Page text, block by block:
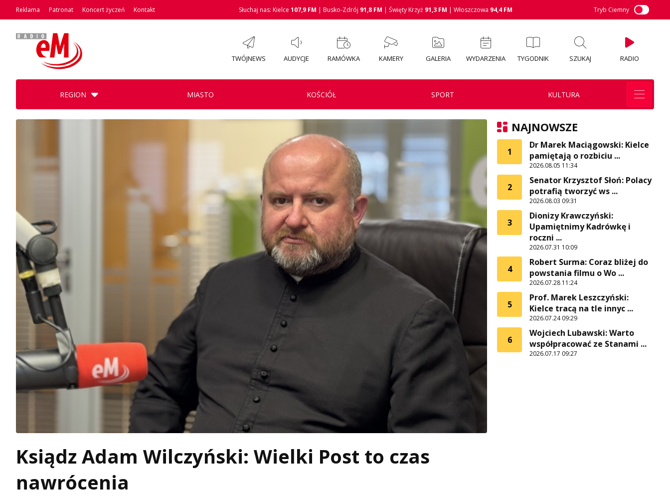
Reklama Patronat Koncert życzeń Kontakt Słuchaj nas: Kielce 107,9 FM | Busko-Zdrój 91,8 FM | Święty Krzyż 91,3 FM | Włoszczowa 94,4 FM Tryb Ciemny
TWÓJNEWS AUDYCJE RAMÓWKA KAMERY GALERIA WYDARZENIA TYGODNIK SZUKAJ RADIO
REGION MIASTO KOŚCIÓŁ SPORT KULTURA
Ksiądz Adam Wilczyński: Wielki Post to czas
nawrócenia
NAJNOWSZE
1
Dr Marek Maciągowski: Kielce
pamiętają o rozbiciu ...
2026.08.05 11:34
2
Senator Krzysztof Słoń: Polacy
potrafią tworzyć ws ...
2026.08.03 09:31
3
Dionizy Krawczyński:
Upamiętnimy Kadrówkę i
roczni ...
2026.07.31 10:09
4
Robert Surma: Coraz bliżej do
powstania filmu o Wo ...
2026.07.28 11:24
5
Prof. Marek Leszczyński:
Kielce tracą na tle innyc ...
2026.07.24 09:29
6
Wojciech Lubawski: Warto
współpracować ze Stanami ...
2026.07.17 09:27